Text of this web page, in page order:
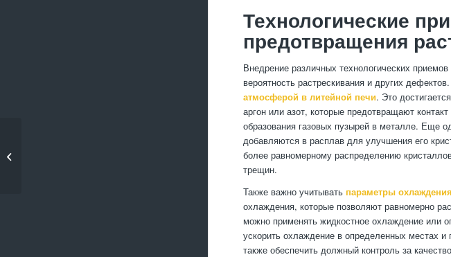
Технологические
предотвращения
Внедрение различных технологических
вероятность растрескивания и других
атмосферой в литейной печи. Это
аргон или азот, которые предотвращают
образования газовых пузырей в металле. Еще
добавляются в расплав для улучшения его
более равномерному распределению
трещин.
Также важно учитывать параметры охлаждения
охлаждения, которые позволяют равномерно
можно применять жидкостное охлаждение или
ускорить охлаждение в определенных местах
также обеспечить должный контроль за